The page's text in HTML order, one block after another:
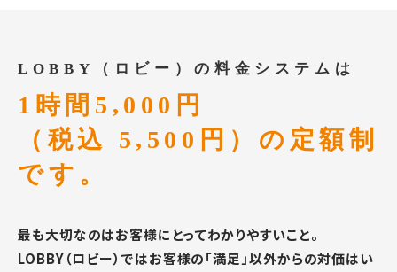
LOBBY（ロビー）の料金システムは
1時間5,000円
（税込 5,500円）の定額制
です。
最も大切なのはお客様にとってわかりやすいこと。
LOBBY（ロビー）ではお客様の「満足」以外からの対価はい